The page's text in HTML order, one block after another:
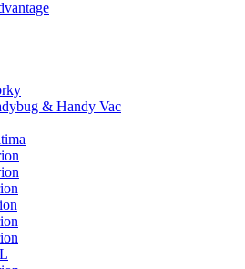
& Handy Vac